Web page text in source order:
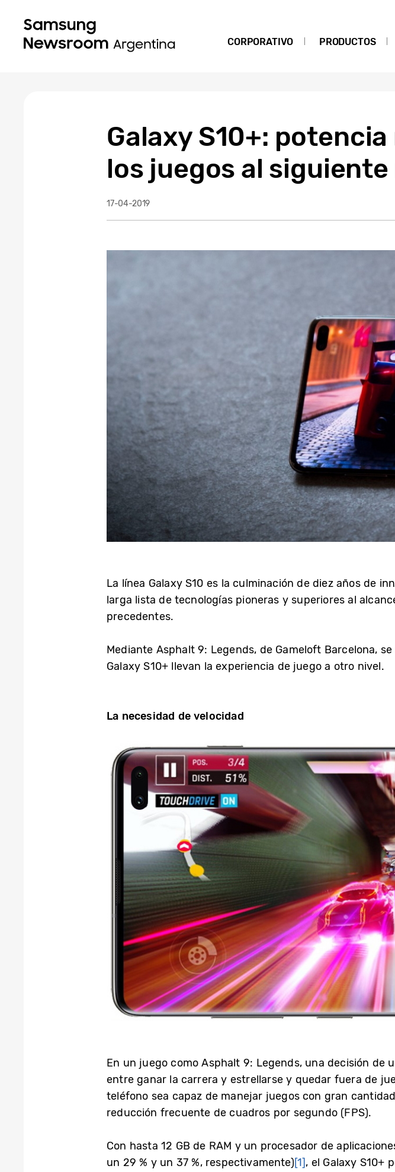
CORPORATIVO PRODUCTOS
Galaxy S10+:
los juegos al siguiente
17-04-2019
La línea Galaxy S10 es la culminación de diez años de
larga lista de tecnologías pioneras y superiores al
precedentes.
Mediante Asphalt 9: Legends, de Gameloft Barcelona,
Galaxy S10+ llevan la experiencia de juego a otro nivel.
La necesidad de velocidad
En un juego como Asphalt 9: Legends, una decisión
entre ganar la carrera y estrellarse y quedar fuera de
teléfono sea capaz de manejar juegos con gran
reducción frecuente de cuadros por segundo (FPS).
Con hasta 12 GB de RAM y un procesador de
un 29 % y un 37 %, respectivamente)[1], el Galaxy S10+